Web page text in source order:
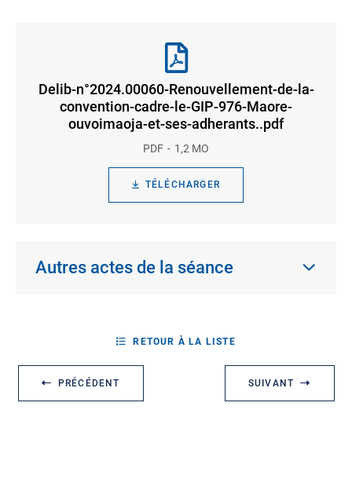
Delib-n°2024.00060-Renouvellement-de-la-
convention-cadre-le-GIP-976-Maore-
ouvoimaoja-et-ses-adherants..pdf
PDF 1,2 MO
TÉLÉCHARGER
Autres actes de la séance
PRÉCÉDENT
RETOUR À LA LISTE
SUIVANT